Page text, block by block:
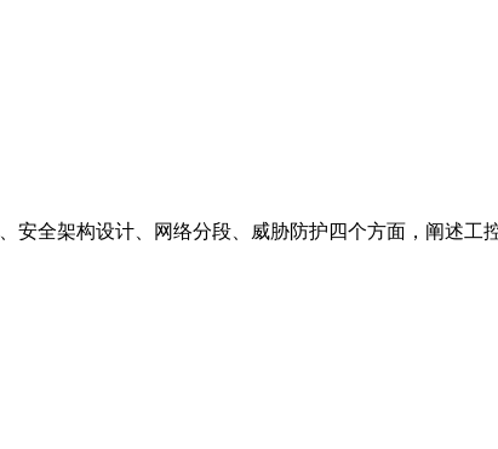
全架构设计、网络分段、威胁防护四个方面，阐述工